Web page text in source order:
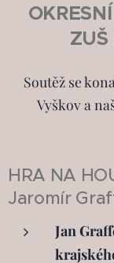
ZUŠ
Soutěž se
Vyškov a
HRA NA
Jaromír
Jan